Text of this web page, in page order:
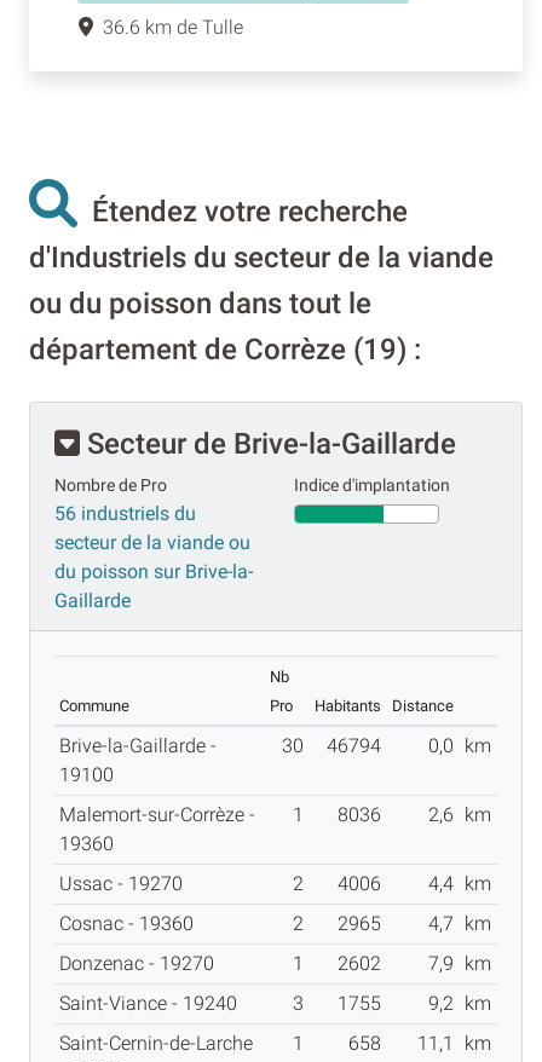
36.6 km de Tulle
Étendez votre recherche
d'Industriels du secteur de la viande
ou du poisson dans tout le
département de Corrèze (19) :
Secteur de Brive-la-Gaillarde
Nombre de Pro
56 industriels du
secteur de la viande ou
du poisson sur Brive-la-
Gaillarde
Indice d'implantation
Commune
Nb
Pro
Habitants Distance
Brive-la-Gaillarde -
19100
30 46794 0,0 km
Malemort-sur-Corrèze -
19360
1 8036 2,6 km
Ussac - 19270 2 4006 4,4 km
Cosnac - 19360
2 2965 4,7
km
Donzenac - 19270
1 2602 7,9
km
Saint-Viance - 19240
3 1755 9,2 km
Saint-Cernin-de-Larche
1 658 11,1 km